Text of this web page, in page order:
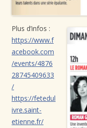
Plus d’infos :
https://www.f
acebook.com
/events/4876
28745409633
/
https://fetedul
ivre.saint-
etienne.fr/